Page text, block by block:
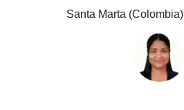
Santa Marta (Colombia)